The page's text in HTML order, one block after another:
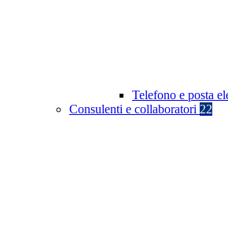
Telefono e posta
Consulenti e collaboratori 22